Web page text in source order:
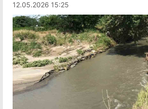
12.05.2026 15:25